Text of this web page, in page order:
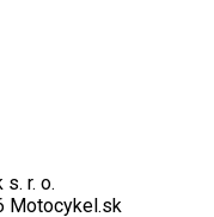
r. o.
Motocykel.sk